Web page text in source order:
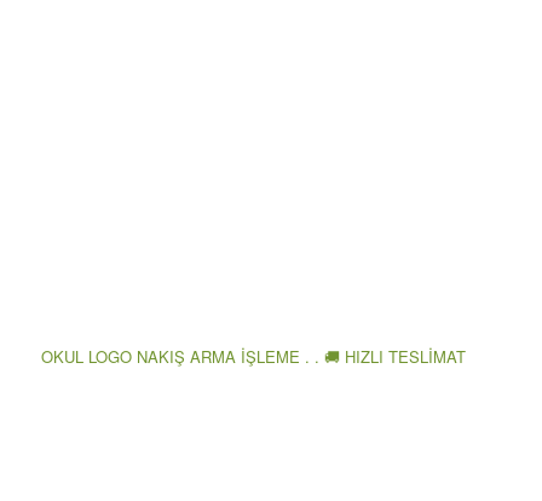
OKUL LOGO NAKIŞ ARMA İŞLEME . . 🚚 HIZLI TESLİMAT